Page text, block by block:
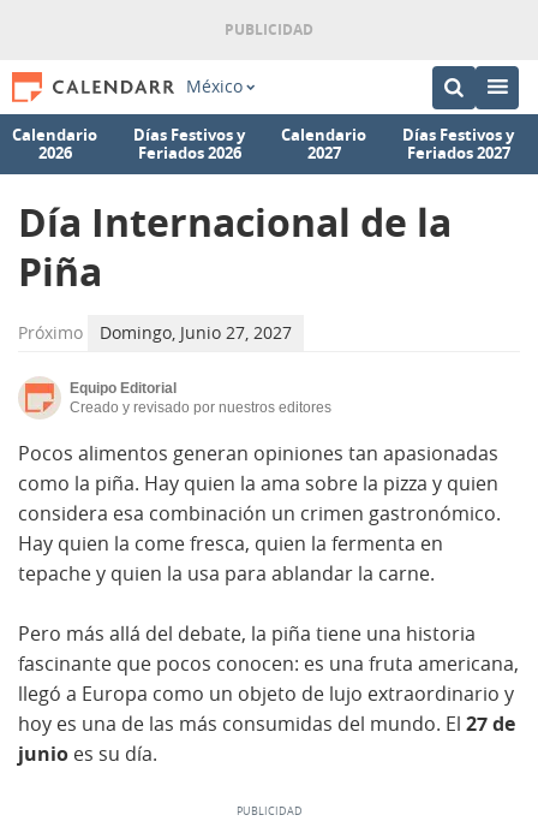
México
Calendario
2026
Días Festivos y
Feriados 2026
Calendario
2027
Días Festivos y
Feriados 2027
Día Internacional de la
Piña
Próximo Domingo, Junio 27, 2027
Equipo Editorial
Creado y revisado por nuestros editores
Pocos alimentos generan opiniones tan apasionadas
como la piña. Hay quien la ama sobre la pizza y quien
considera esa combinación un crimen gastronómico.
Hay quien la come fresca, quien la fermenta en
tepache y quien la usa para ablandar la carne.
Pero más allá del debate, la piña tiene una historia
fascinante que pocos conocen: es una fruta americana,
llegó a Europa como un objeto de lujo extraordinario y
hoy es una de las más consumidas del mundo. El 27 de
junio es su día.